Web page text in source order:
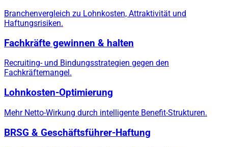
Branchenvergleich zu Lohnkosten, Attraktivität und
Haftungsrisiken.
Fachkräfte gewinnen & halten
Recruiting- und Bindungsstrategien gegen den
Fachkräftemangel.
Lohnkosten-Optimierung
Mehr Netto-Wirkung durch intelligente Benefit-Strukturen.
BRSG & Geschäftsführer-Haftung